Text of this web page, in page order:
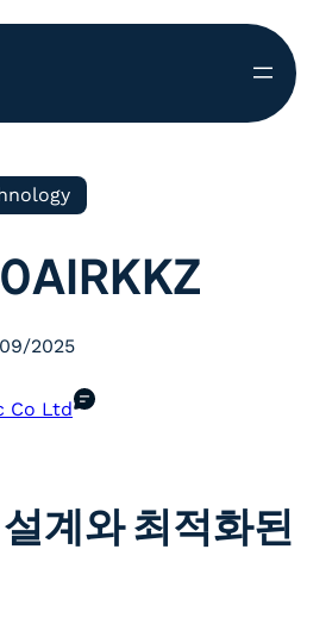
2025
Co Ltd
계와 최적화된